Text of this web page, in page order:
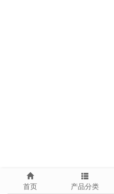
首页 产品分类